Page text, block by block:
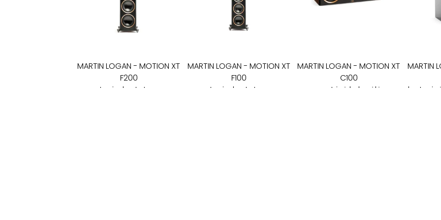
MARTIN LOGAN -MOTION XT
F200
ant grindų statomos
MARTIN LOGAN - MOTION XT
F100
ant grindų statomos
MARTIN LOGAN -MOTION XT
C100
centrinė kolonėlė
MARTIN